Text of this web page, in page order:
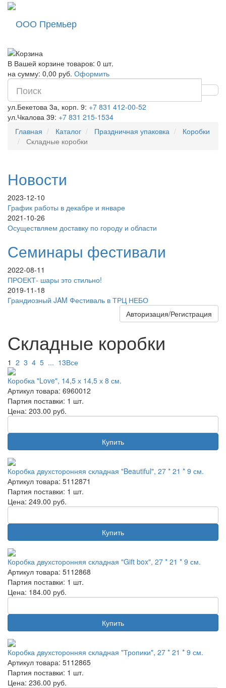
ООО Премьер
В Вашей корзине товаров: 0 шт.
на сумму: 0,00 руб. Оформить
ул.Бекетова 3а, корп. 9: +7 831 412-00-52
ул.Чкалова 39: +7 831 215-1534
Главная
Каталог Праздничная упаковка
Коробки
Складные коробки
Новости
2023-12-10
График работы в декабре и январе
2021-10-26
Осуществляем доставку по городу и области
Семинары фестивали
2022-08-11
ПРОЕКТ- шары это стильно!
2019-11-18
Грандиозный JAM Фестиваль в ТРЦ НЕБО
Авторизация/Регистрация
Складные коробки
1 2 3 4 5 ... 13Все
Коробка "Love", 14,5 х 14,5 х 8 см.
Артикул товара: 6960012
Партия поставки: 1 шт.
Цена: 203.00 руб.
Купить
Коробка двухсторонняя складная "Beautiful", 27 * 21 * 9 см.
Артикул товара: 5112871
Партия поставки: 1 шт.
Цена: 249.00 руб.
Купить
Коробка двухсторонняя складная "Gift box", 27 * 21 * 9 см.
Артикул товара: 5112868
Партия поставки: 1 шт.
Цена: 184.00 руб.
Купить
Коробка двухсторонняя складная "Тропики", 27 * 21 * 9 см.
Артикул товара: 5112865
Партия поставки: 1 шт.
Цена: 236.00 руб.